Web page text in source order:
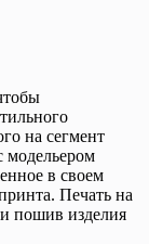
на сегмент
модельером
в своем
Печать на
пошив изделия